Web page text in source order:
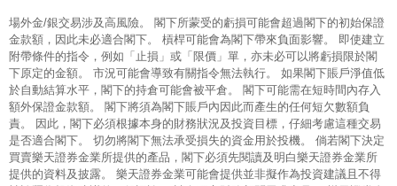
場外金/銀交易涉及高風險。 閣下所蒙受的虧損可能會超過閣下的初始保證
金款額，因此未必適合閣下。 槓桿可能會為閣下帶來負面影響。 即使建立
附帶條件的指令，例如「止損」或「限價」單，亦未必可以將虧損限於閣
下原定的金額。 市況可能會導致有關指令無法執行。 如果閣下賬戶淨值低
於自動結算水平，閣下的持倉可能會被平倉。 閣下可能需在短時間內存入
額外保證金款額。 閣下將須為閣下賬戶內因此而產生的任何短欠數額負
責。 因此，閣下必須根據本身的財務狀況及投資目標，仔細考慮這種交易
是否適合閣下。 切勿將閣下無法承受損失的資金用於投機。 倘若閣下決定
買賣樂天證券金業所提供的產品，閣下必須先閱讀及明白樂天證券金業所
提供的資料及披露。 樂天證券金業可能會提供並非擬作為投資建議且不得